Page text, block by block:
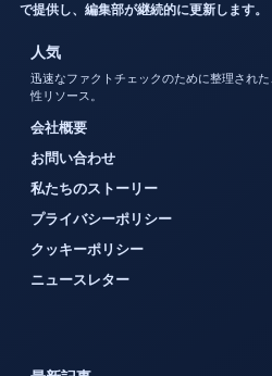
で提供し、編集部が継続的に更新します。
人気
迅速なファクトチェックのために整理され
性リソース。
会社概要
お問い合わせ
私たちのストーリー
プライバシーポリシー
クッキーポリシー
ニュースレター